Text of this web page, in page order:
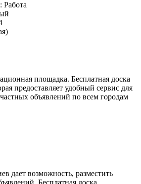
Работа
площадка. Бесплатная доска
предоставляет удобный сервис для
объявлений по всем городам
дает возможность, разместить